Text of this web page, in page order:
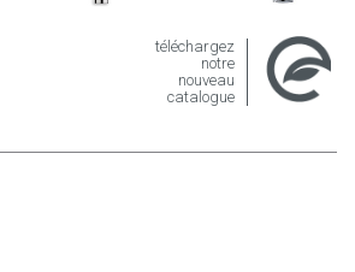
téléchargez
notre
nouveau
catalogue